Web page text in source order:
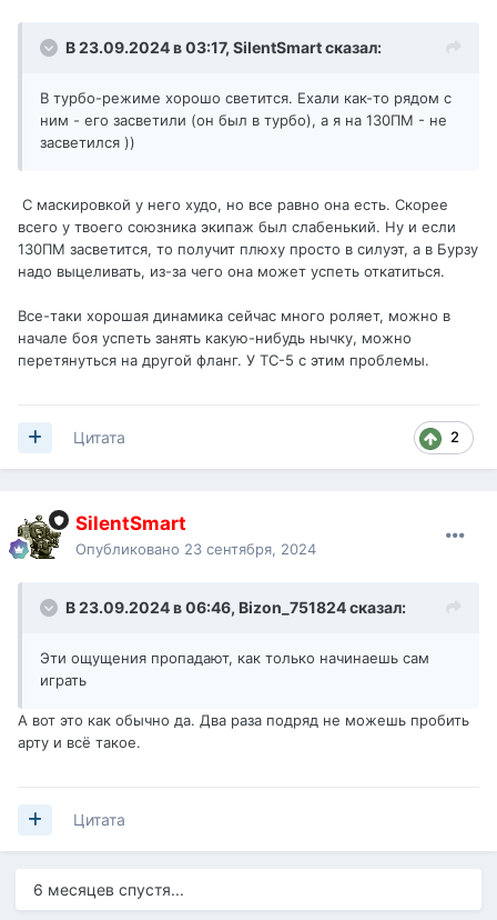
В 23.09.2024 в 03:17, SilentSmartсказал:
В турбо-режиме хорошо светится. Ехали как-то рядом с
ним - его засветили (он был в турбо), а я на 130ПМ - не
засветился ))
С маскировкой у него худо, но все равно она есть. Скорее
всего у твоего союзника экипаж был слабенький. Ну и если
130ПМ засветится, то получит плюху просто в силуэт, а в Бурзу
надо выцеливать, из-за чего она может успеть откатиться.
Все-таки хорошая динамика сейчас много роляет, можно в
начале боя успеть занять какую-нибудь нычку, можно
перетянуться на другой фланг. У ТС-5 с этим проблемы.
2
Цитата
SilentSmart
Опубликовано 23 сентября, 2024
В 23.09.2024 в 06:46, Bizon_751824сказал:
Эти ощущения пропадают, как только начинаешь сам
играть
А вот это как обычно да. Два раза подряд не можешь пробить
арту и всё такое.
Цитата
6 месяцев спустя...